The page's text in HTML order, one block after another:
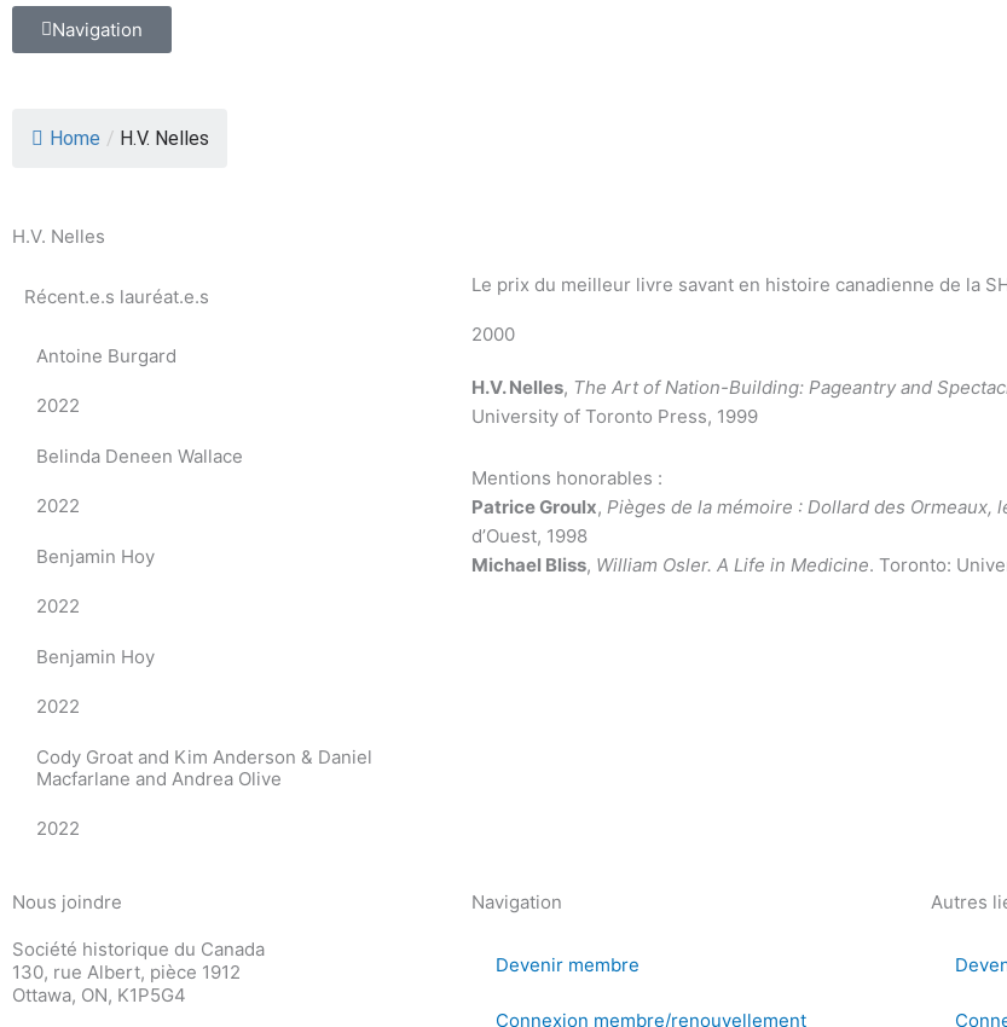
Navigation
Home / H.V. Nelles
H.V. Nelles
Récent.e.s lauréat.e.s
Antoine Burgard
2022
Belinda Deneen Wallace
2022
Benjamin Hoy
2022
Benjamin Hoy
2022
Cody Groat and Kim Anderson & Daniel
Macfarlane and Andrea Olive
2022
Le prix du meilleur livre savant en histoire canadienne de la
2000
H.V. Nelles, The Art of Nation-Building: Pageantry and
University of Toronto Press, 1999
Mentions honorables :
Patrice Groulx, Pièges de la mémoire : Dollard des Ormeaux,
d’Ouest, 1998
Michael Bliss, William Osler. A Life in Medicine. Toronto:
Nous joindre
Société historique du Canada
130, rue Albert, pièce 1912
Ottawa, ON, K1P5G4
Navigation
Devenir membre
Connexion membre/renouvellement
Autres